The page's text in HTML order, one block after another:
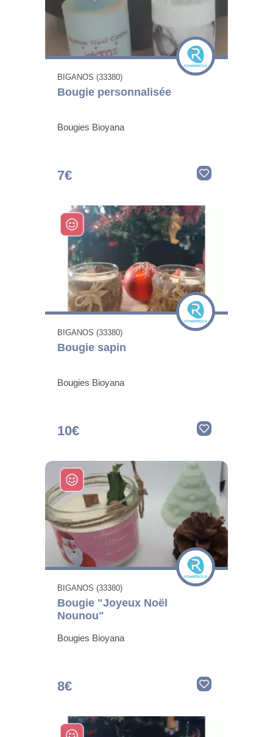
BIGANOS (33380)
Bougie personnalisée
Bougies Bioyana
7€
BIGANOS (33380)
Bougie sapin
Bougies Bioyana
10€
BIGANOS (33380)
Bougie "Joyeux Noël
Nounou"
Bougies Bioyana
8€